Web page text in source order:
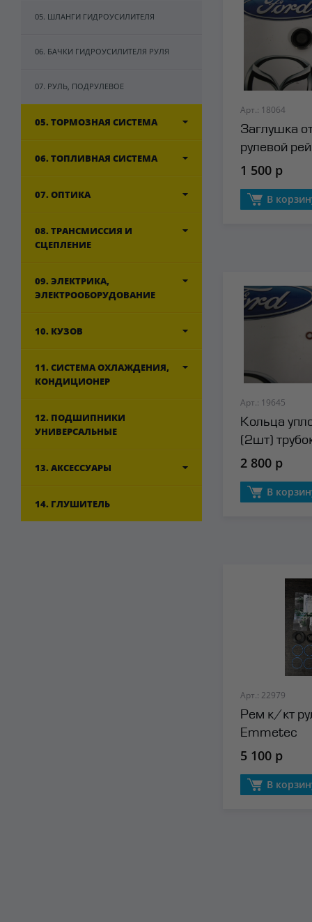
05. ШЛАНГИ ГИДРОУСИЛИТЕЛЯ
06. БАЧКИ ГИДРОУСИЛИТЕЛЯ РУЛЯ
07. РУЛЬ, ПОДРУЛЕВОЕ
05. ТОРМОЗНАЯ СИСТЕМА
06. ТОПЛИВНАЯ СИСТЕМА
07. ОПТИКА
08. ТРАНСМИССИЯ И
СЦЕПЛЕНИЕ
09. ЭЛЕКТРИКА,
ЭЛЕКТРООБОРУДОВАНИЕ
10. КУЗОВ
11. СИСТЕМА ОХЛАЖДЕНИЯ,
КОНДИЦИОНЕР
12. ПОДШИПНИКИ
УНИВЕРСАЛЬНЫЕ
13. АКСЕССУАРЫ
14. ГЛУШИТЕЛЬ
Арт.: 18064
Заглушка
рулевой
1 500 р
В
Арт.: 19645
Кольца
(2шт)
2 800 р
В
Арт.: 22979
Рем к/кт
Emmetec
5 100 р
В